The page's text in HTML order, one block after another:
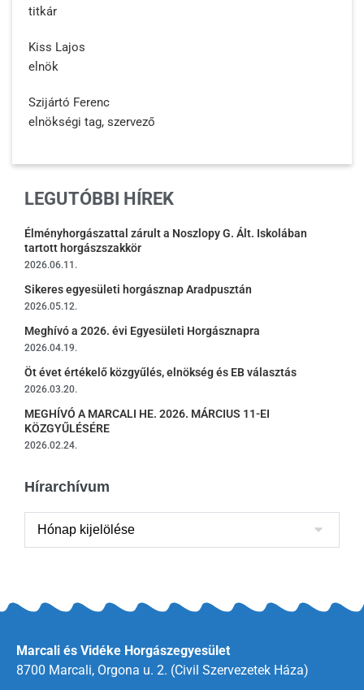
titkár
Kiss Lajos
elnök
Szijártó Ferenc
elnökségi tag, szervező
LEGUTÓBBI HÍREK
Élményhorgászattal zárult a Noszlopy G. Ált. Iskolában
tartott horgászszakkör
2026.06.11.
Sikeres egyesületi horgásznap Aradpusztán
2026.05.12.
Meghívó a 2026. évi Egyesületi Horgásznapra
2026.04.19.
Öt évet értékelő közgyűlés, elnökség és EB választás
2026.03.20.
MEGHÍVÓ A MARCALI HE. 2026. MÁRCIUS 11-EI
KÖZGYŰLÉSÉRE
2026.02.24.
Hírarchívum
Marcali és Vidéke Horgászegyesület
8700 Marcali, Orgona u. 2. (Civil Szervezetek Háza)